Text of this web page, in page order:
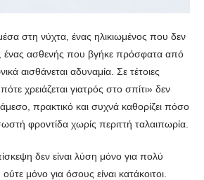
στη νύχτα, ένας ηλικιωμένος που δεν
ένας ασθενής που βγήκε πρόσφατα από
αισθάνεται αδυναμία. Σε τέτοιες
χρειάζεται γιατρός στο σπίτι» δεν
άμεσο, πρακτικό και συχνά καθορίζει πόσο
φροντίδα χωρίς περιττή ταλαιπωρία.
δεν είναι λύση μόνο για πολύ
μόνο για όσους είναι κατάκοιτοι.